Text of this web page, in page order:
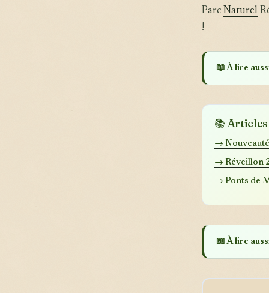
Parc Naturel
!
📖 À lire
📚
→
→ Réveillon
→ Ponts de
📖 À lire